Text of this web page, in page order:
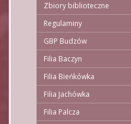
Zbiory biblioteczne
Regulaminy
GBP Budzów
Filia Baczyn
Filia Bieńkówka
Filia Jachówka
Filia Palcza